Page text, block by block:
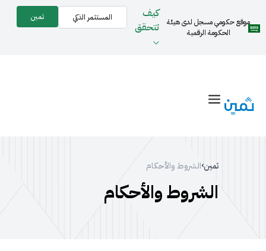
المستثمر الذكي ثمين
موقع حكومي مسجل لدى هيئة
الحكومة الرقمية
كيف
تتحقق
ثمين›الشروط والأحكام
الشروط والأحكام